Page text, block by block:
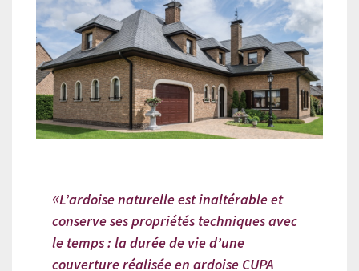
L’ardoise naturelle est inaltérable et
conserve ses propriétés techniques avec
le temps : la durée de vie d’une
couverture réalisée en ardoise CUPA